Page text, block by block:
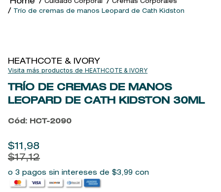
Cuidado Corporal
Cremas Corporales
Trío de cremas de manos Leopard de Cath Kidston
HEATHCOTE & IVORY
HEATHCOTE & IVORY
TRÍO DE CREMAS DE MANOS
LEOPARD DE CATH KIDSTON 30ML
Cód: HCT-2090
$11 ,98
$17,12
o 3 pagos sin intereses de $3,99 con
2 .
sol ipanema
5.
woods of windsor
6.
ysl
7
kool beauty serum
10. john frieda